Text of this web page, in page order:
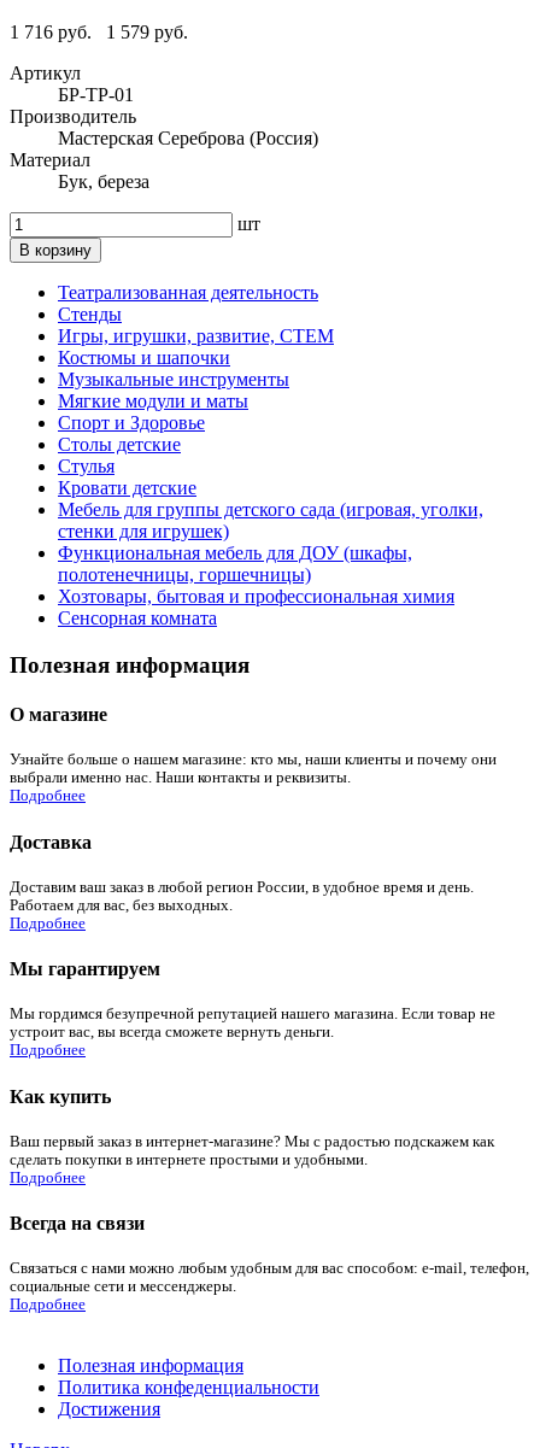
1 716 руб.
1 579 руб.
Артикул
БР-ТР-01
Производитель
Мастерская Сереброва (Россия)
Материал
Бук, береза
шт
В корзину
Театрализованная деятельность
Стенды
Игры, игрушки, развитие, СТЕМ
Костюмы и шапочки
Музыкальные инструменты
Мягкие модули и маты
Спорт и Здоровье
Столы детские
Стулья
Кровати детские
Мебель для группы детского сада (игровая, уголки,
стенки для игрушек)
Функциональная мебель для ДОУ (шкафы,
полотенечницы, горшечницы)
Хозтовары, бытовая и профессиональная химия
Сенсорная комната
Полезная информация
О магазине
Узнайте больше о нашем магазине: кто мы, наши клиенты и почему они
выбрали именно нас. Наши контакты и реквизиты.
Подробнее
Доставка
Доставим ваш заказ в любой регион России, в удобное время и день.
Работаем для вас, без выходных.
Подробнее
Мы гарантируем
Мы гордимся безупречной репутацией нашего магазина. Если товар не
устроит вас, вы всегда сможете вернуть деньги.
Подробнее
Как купить
Ваш первый заказ в интернет-магазине? Мы с радостью подскажем как
сделать покупки в интернете простыми и удобными.
Подробнее
Всегда на связи
Связаться с нами можно любым удобным для вас способом: e-mail, телефон,
социальные сети и мессенджеры.
Подробнее
Полезная информация
Политика конфеденциальности
Достижения